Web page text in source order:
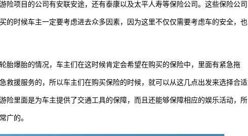
险项目的公司有安联安途，还有泰康以及太平人寿等保险公司。这些保险公司
的时候车主一定要考虑进去众多因素，因为这里不仅仅需要考虑车的安全，也
胎爆胎的情况，车主们在这时候肯定会希望在购买的保险中，里面有紧急拖
救援服务的，所以车主们在购买保险的时候，就可以从这几点出发来选择合适
险里面是为车主提供了交通工具的保障，而且还能够保障相应的娱乐活动，所
广的。